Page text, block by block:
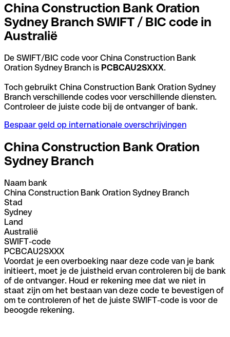
China Construction Bank Oration
Sydney Branch SWIFT / BIC code in
Australië
De SWIFT/BIC code voor China Construction Bank
Oration Sydney Branch is PCBCAU2SXXX.
Toch gebruikt China Construction Bank Oration Sydney
Branch verschillende codes voor verschillende diensten.
Controleer de juiste code bij de ontvanger of bank.
Bespaar geld op internationale overschrijvingen
China Construction Bank Oration
Sydney Branch
Naam bank
China Construction Bank Oration Sydney Branch
Stad
Sydney
Land
Australië
SWIFT-code
PCBCAU2SXXX
Voordat je een overboeking naar deze code van je bank
initieert, moet je de juistheid ervan controleren bij de bank
of de ontvanger. Houd er rekening mee dat we niet in
staat zijn om het bestaan van deze code te bevestigen of
om te controleren of het de juiste SWIFT-code is voor de
beoogde rekening.